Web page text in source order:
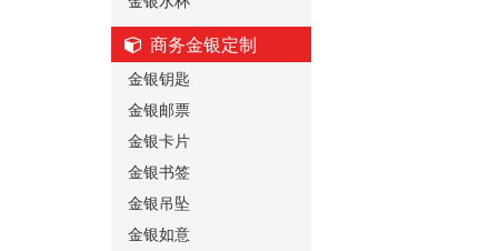
商务金银定制
金银钥匙
金银邮票
金银卡片
金银书签
金银吊坠
金银如意